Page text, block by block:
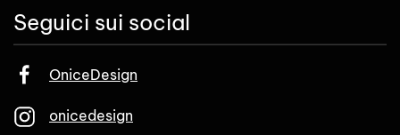
Seguici sui social
OniceDesign
onicedesign